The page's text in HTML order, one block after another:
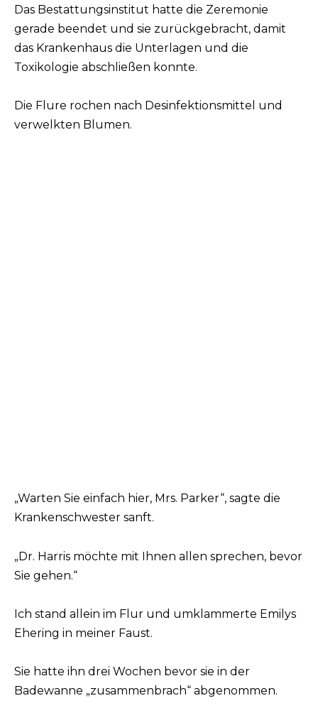
Das Bestattungsinstitut hatte die Zeremonie
gerade beendet und sie zurückgebracht, damit
das Krankenhaus die Unterlagen und die
Toxikologie abschließen konnte.
Die Flure rochen nach Desinfektionsmittel und
verwelkten Blumen.
„Warten Sie einfach hier, Mrs. Parker“, sagte die
Krankenschwester sanft.
„Dr. Harris möchte mit Ihnen allen sprechen, bevor
Sie gehen.“
Ich stand allein im Flur und umklammerte Emilys
Ehering in meiner Faust.
Sie hatte ihn drei Wochen bevor sie in der
Badewanne „zusammenbrach“ abgenommen.